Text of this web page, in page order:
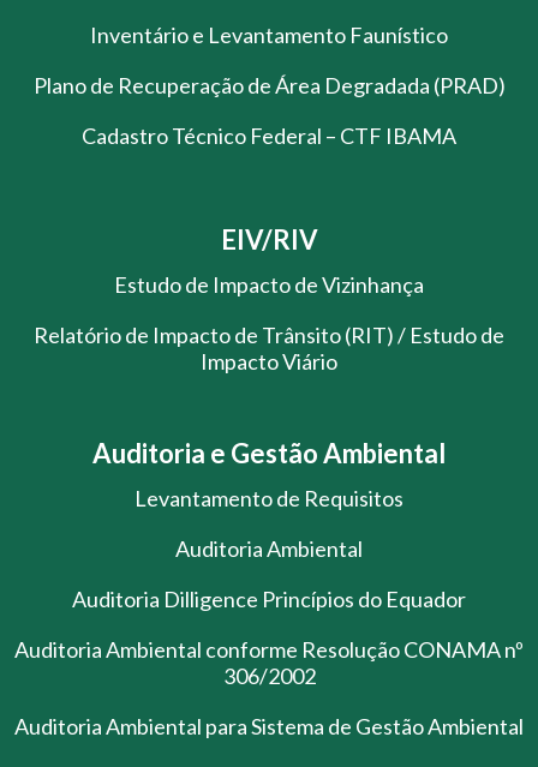
Inventário e Levantamento Faunístico
Plano de Recuperação de Área Degradada (PRAD)
Cadastro Técnico Federal – CTF IBAMA
EIV/RIV
Estudo de Impacto de Vizinhança
Relatório de Impacto de Trânsito (RIT) / Estudo de
Impacto Viário
Auditoria e Gestão Ambiental
Levantamento de Requisitos
Auditoria Ambiental
Auditoria Dilligence Princípios do Equador
Auditoria Ambiental conforme Resolução CONAMA nº
306/2002
Auditoria Ambiental para Sistema de Gestão Ambiental